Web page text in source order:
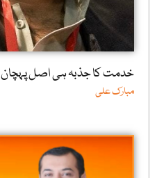
خدمت کا جذبہ ہی اصل پہچان
مبارک علی